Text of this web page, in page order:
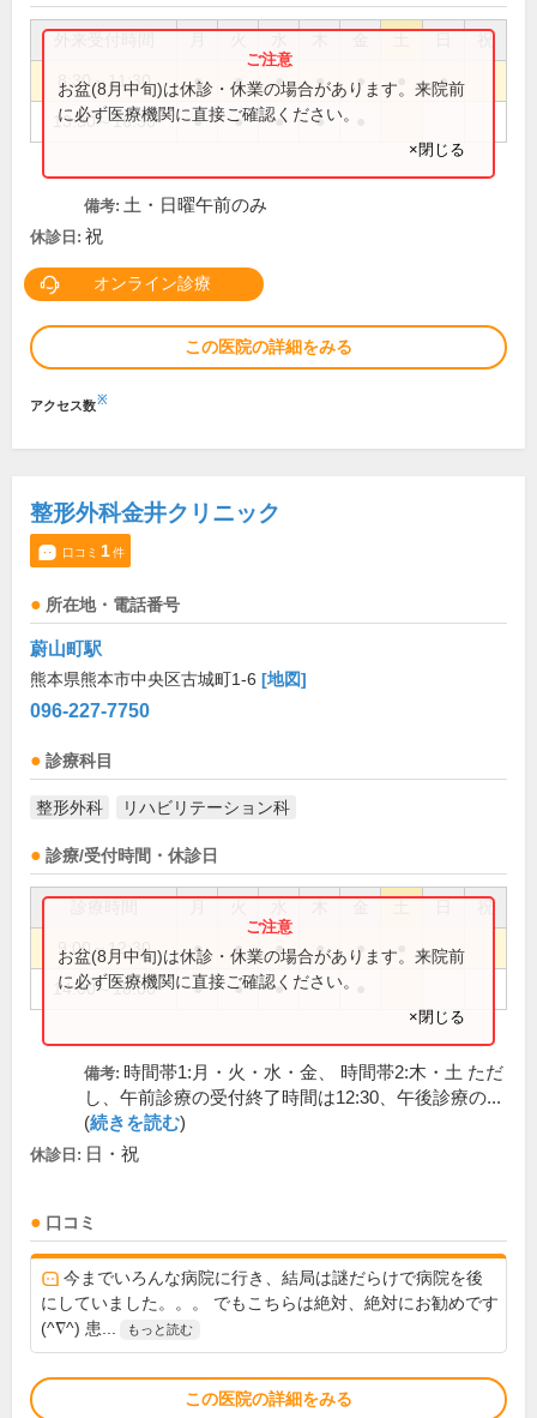
祝
8:30～11:30 ● ● ● ● ● ●
13:30～16:30 ● ● ● ●
お盆(8月中旬)は休診・休業の場合があります。来院前
に必ず医療機関に直接ご確認ください。
×閉じる
備考: 土・日曜午前のみ
休診日: 祝
オンライン診療
この医院の詳細をみる
アクセス数※
整形外科金井クリニック
口コミ 1件
所在地・電話番号
蔚山町駅
熊本県熊本市中央区古城町1-6 [地図]
096-227-7750
診療科目
整形外科 リハビリテーション科
診療/受付時間・休診日
祝
9:00～12:30 ● ● ● ● ●
14:00～18:00 ● ● ●
お盆(8月中旬)は休診・休業の場合があります。来院前
に必ず医療機関に直接ご確認ください。
×閉じる
備考: 時間帯1:月・火・水・金、 時間帯2:木・土 ただ
し、午前診療の受付終了時間は12:30、午後診療の...
(続きを読む)
休診日: 日・祝
口コミ
今までいろんな病院に行き、結局は謎だらけで病院を後
にしていました。。。 でもこちらは絶対、絶対にお勧めです
(^∇^) 患...
もっと読む
この医院の詳細をみる